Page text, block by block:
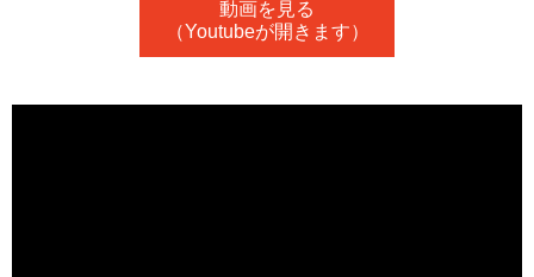
動画を見る
（Youtubeが開きます）